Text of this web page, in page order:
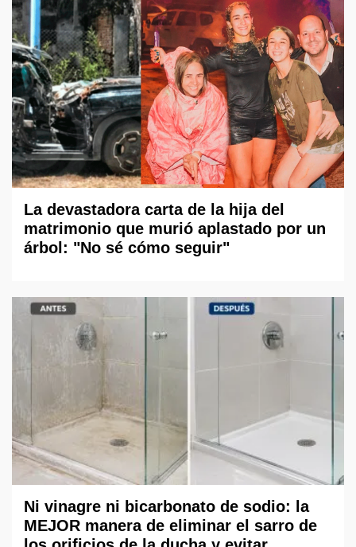
La devastadora carta de la hija del
matrimonio que murió aplastado por un
árbol: "No sé cómo seguir"
Ni vinagre ni bicarbonato de sodio: la
MEJOR manera de eliminar el sarro de